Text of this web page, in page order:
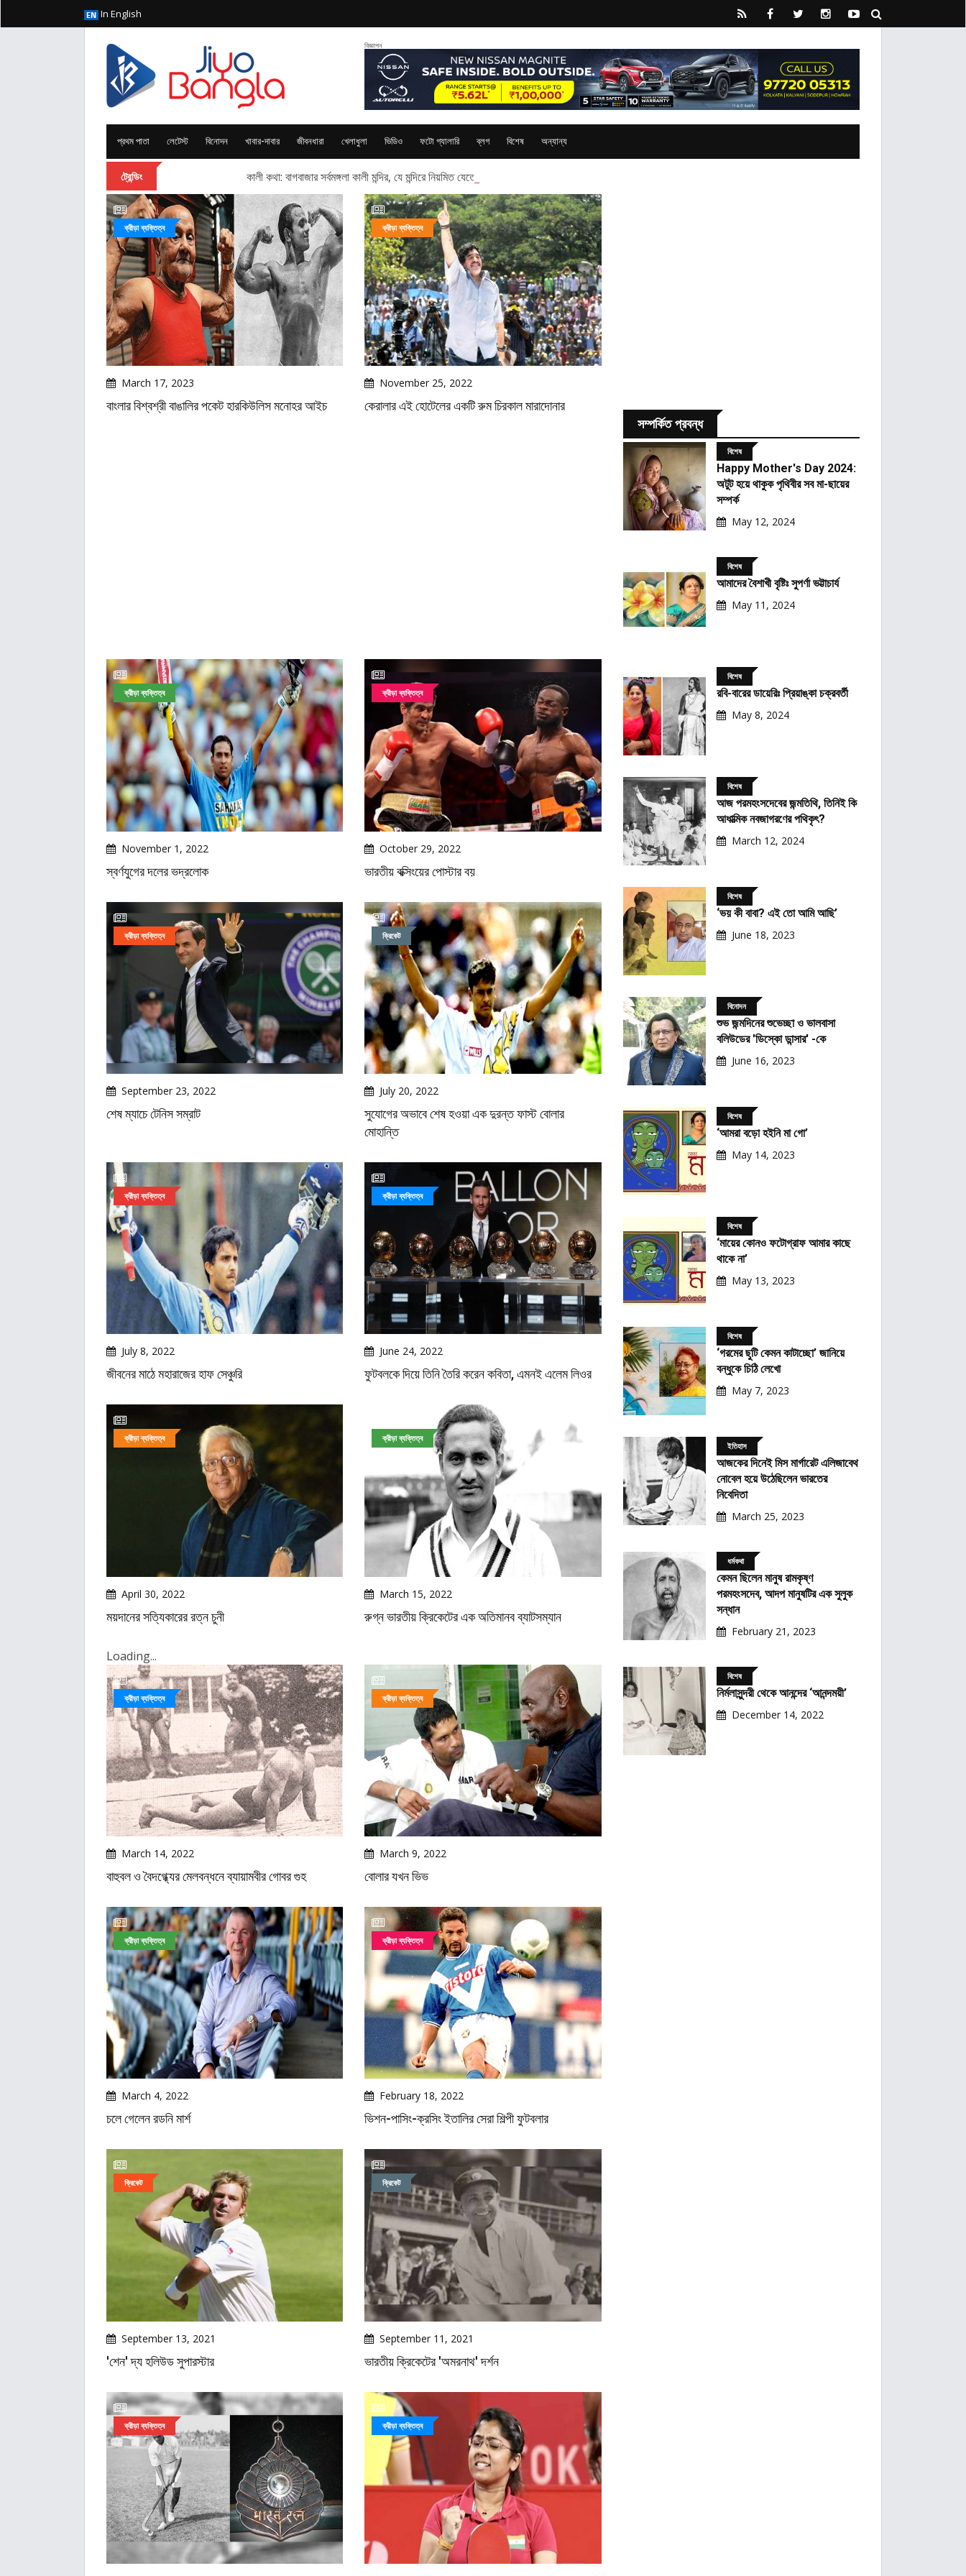
In English
বিজ্ঞাপন
প্রথম পাতা লেটেস্ট বিনোদন খাবার-দাবার জীবনধারা খেলাধুলা ভিডিও ফটো গ্যালারি ব্লগ বিশেষ অন্যান্য
ট্রেন্ডিং কালী কথা: বাগবাজার সর্বমঙ্গলা কালী মন্দির, যে মন্দিরে নিয়মিত যেতেন রামকৃষ্ণ
ক্রীড়া ব্যক্তিত্ব
March 17, 2023
বাংলার বিশ্বশ্রী বাঙালির পকেট হারকিউলিস মনোহর আইচ
ক্রীড়া ব্যক্তিত্ব
November 25, 2022
কেরালার এই হোটেলের একটি রুম চিরকাল মারাদোনার
ক্রীড়া ব্যক্তিত্ব
November 1, 2022
স্বর্ণযুগের দলের ভদ্রলোক
ক্রীড়া ব্যক্তিত্ব
October 29, 2022
ভারতীয় বক্সিংয়ের পোস্টার বয়
ক্রীড়া ব্যক্তিত্ব
September 23, 2022
শেষ ম্যাচে টেনিস সম্রাট
ক্রিকেট
July 20, 2022
সুযোগের অভাবে শেষ হওয়া এক দুরন্ত ফাস্ট বোলার
মোহান্তি
ক্রীড়া ব্যক্তিত্ব
July 8, 2022
জীবনের মাঠে মহারাজের হাফ সেঞ্চুরি
ক্রীড়া ব্যক্তিত্ব
June 24, 2022
ফুটবলকে দিয়ে তিনি তৈরি করেন কবিতা, এমনই এলেম লিওর
ক্রীড়া ব্যক্তিত্ব
April 30, 2022
ময়দানের সত্যিকারের রত্ন চুনী
ক্রীড়া ব্যক্তিত্ব
March 15, 2022
রুগ্ন ভারতীয় ক্রিকেটের এক অতিমানব ব্যাটসম্যান
Loading...
ক্রীড়া ব্যক্তিত্ব
March 14, 2022
বাহুবল ও বৈদগ্ধ্যের মেলবন্ধনে ব্যায়ামবীর গোবর গুহ
ক্রীড়া ব্যক্তিত্ব
March 9, 2022
বোলার যখন ভিভ
ক্রীড়া ব্যক্তিত্ব
March 4, 2022
চলে গেলেন রডনি মার্শ
ক্রীড়া ব্যক্তিত্ব
February 18, 2022
ভিশন-পাসিং-ক্রসিং ইতালির সেরা শিল্পী ফুটবলার
ক্রিকেট
September 13, 2021
'শেন' দ্য হলিউড সুপারস্টার
ক্রিকেট
September 11, 2021
ভারতীয় ক্রিকেটের 'অমরনাথ' দর্শন
ক্রীড়া ব্যক্তিত্ব ক্রীড়া ব্যক্তিত্ব
সম্পর্কিত প্রবন্ধ
বিশেষ
Happy Mother's Day 2024:
অটুট হয়ে থাকুক পৃথিবীর সব মা-ছায়ের
সম্পর্ক
May 12, 2024
বিশেষ
আমাদের বৈশাখী বৃষ্টিঃ সুপর্ণা ভট্টাচার্য
May 11, 2024
বিশেষ
রবি-বারের ডায়েরিঃ প্রিয়াঙ্কা চক্রবর্তী
May 8, 2024
বিশেষ
আজ পরমহংসদেবের জন্মতিথি, তিনিই কি
আধাত্মিক নবজাগরণের পথিকৃৎ?
March 12, 2024
বিশেষ
‘ভয় কী বাবা? এই তো আমি আছি’
June 18, 2023
বিনোদন
শুভ জন্মদিনের শুভেচ্ছা ও ভালবাসা
বলিউডের 'ডিস্কো ডান্সার' -কে
June 16, 2023
বিশেষ
‘আমরা বড়ো হইনি মা গো’
May 14, 2023
বিশেষ
‘মায়ের কোনও ফটোগ্রাফ আমার কাছে
থাকে না’
May 13, 2023
বিশেষ
‘গরমের ছুটি কেমন কাটাচ্ছো’ জানিয়ে
বন্ধুকে চিঠি লেখো
May 7, 2023
ইতিহাস
আজকের দিনেই মিস মার্গারেট এলিজাবেথ
নোবেল হয়ে উঠেছিলেন ভারতের
নিবেদিতা
March 25, 2023
ধর্মকথা
কেমন ছিলেন মানুষ রামকৃষ্ণ
পরমহংসদেব, আদপ মানুষটির এক সুলুক
সন্ধান
February 21, 2023
বিশেষ
নির্মলাসুন্দরী থেকে আনন্দের ‘আনন্দময়ী’
December 14, 2022